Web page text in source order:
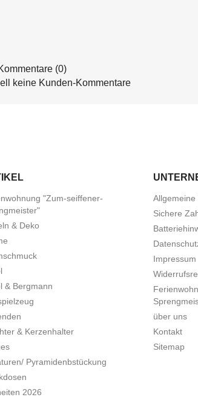
(0)
keine Kunden-Kommentare
"Zum-seiffener-
& Deko
& Bergmann
& Kerzenhalter
Pyramidenbstückung
2026
Sichere
Impressum
über uns
Kontakt
Sitemap